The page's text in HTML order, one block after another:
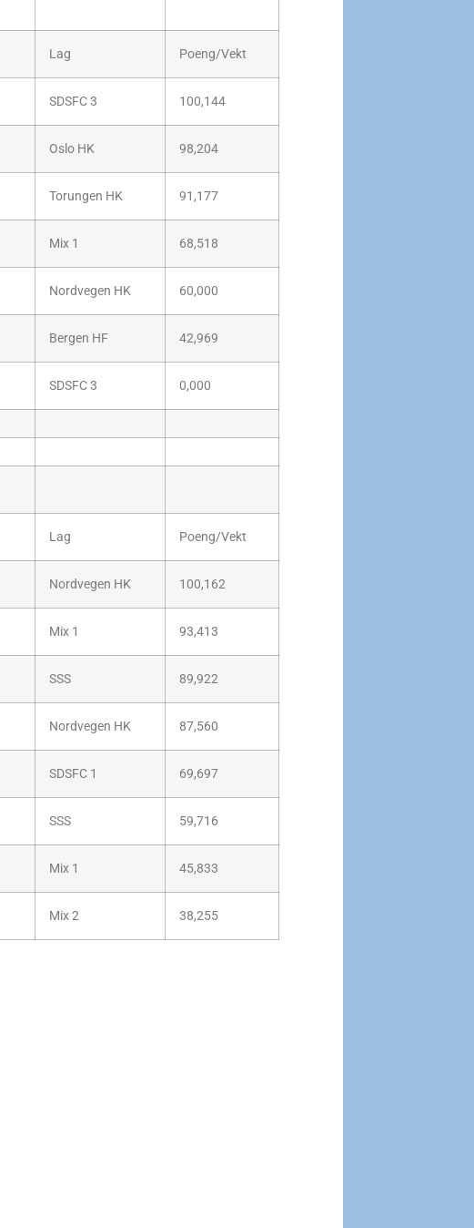
Lag Poeng/Vekt
SDSFC 3 100,144
Oslo HK 98,204
Torungen HK 91,177
Mix 1 68,518
Nordvegen HK 60,000
Bergen HF 42,969
SDSFC 3 0,000
Lag Poeng/Vekt
Nordvegen HK 100,162
Mix 1 93,413
SSS 89,922
Nordvegen HK 87,560
SDSFC 1 69,697
SSS 59,716
Mix 1 45,833
Mix 2 38,255